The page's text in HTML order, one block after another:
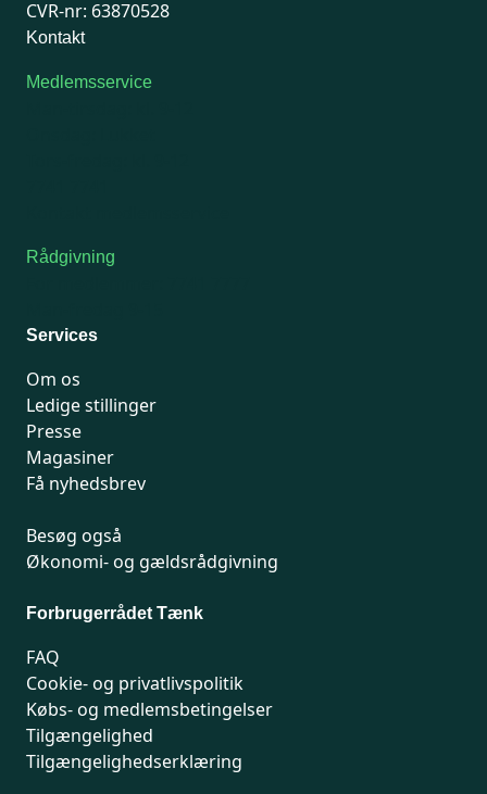
CVR-nr: 63870528
Kontakt
Medlemsservice
Rådgivning
Services
Om os
Ledige stillinger
Presse
Magasiner
Få nyhedsbrev
Besøg også
Økonomi- og gældsrådgivning
Forbrugerrådet Tænk
FAQ
Cookie- og privatlivspolitik
Købs- og medlemsbetingelser
Tilgængelighed
Tilgængelighedserklæring